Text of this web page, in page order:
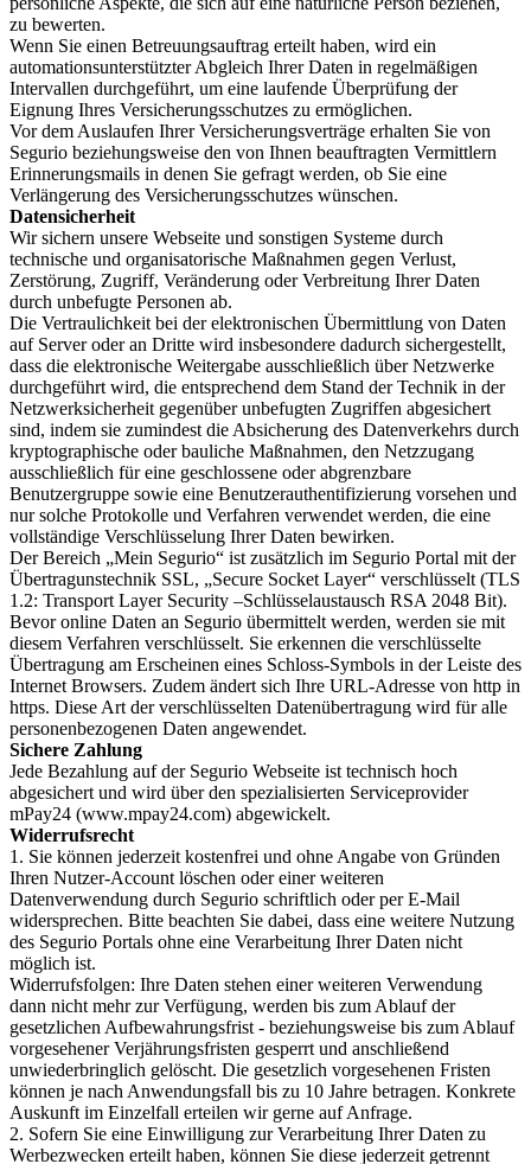
zu bewerten.
Wenn Sie einen Betreuungsauftrag erteilt haben, wird ein
automationsunterstützter Abgleich Ihrer Daten in regelmäßigen
Intervallen durchgeführt, um eine laufende Überprüfung der
Eignung Ihres Versicherungsschutzes zu ermöglichen.
Vor dem Auslaufen Ihrer Versicherungsverträge erhalten Sie von
Segurio beziehungsweise den von Ihnen beauftragten Vermittlern
Erinnerungsmails in denen Sie gefragt werden, ob Sie eine
Verlängerung des Versicherungsschutzes wünschen.
Datensicherheit
Wir sichern unsere Webseite und sonstigen Systeme durch
technische und organisatorische Maßnahmen gegen Verlust,
Zerstörung, Zugriff, Veränderung oder Verbreitung Ihrer Daten
durch unbefugte Personen ab.
Die Vertraulichkeit bei der elektronischen Übermittlung von Daten
auf Server oder an Dritte wird insbesondere dadurch sichergestellt,
dass die elektronische Weitergabe ausschließlich über Netzwerke
durchgeführt wird, die entsprechend dem Stand der Technik in der
Netzwerksicherheit gegenüber unbefugten Zugriffen abgesichert
sind, indem sie zumindest die Absicherung des Datenverkehrs durch
kryptographische oder bauliche Maßnahmen, den Netzzugang
ausschließlich für eine geschlossene oder abgrenzbare
Benutzergruppe sowie eine Benutzerauthentifizierung vorsehen und
nur solche Protokolle und Verfahren verwendet werden, die eine
vollständige Verschlüsselung Ihrer Daten bewirken.
Der Bereich „Mein Segurio“ ist zusätzlich im Segurio Portal mit der
Übertragunstechnik SSL, „Secure Socket Layer“ verschlüsselt (TLS
1.2: Transport Layer Security –Schlüsselaustausch RSA 2048 Bit).
Bevor online Daten an Segurio übermittelt werden, werden sie mit
diesem Verfahren verschlüsselt. Sie erkennen die verschlüsselte
Übertragung am Erscheinen eines Schloss-Symbols in der Leiste des
Internet Browsers. Zudem ändert sich Ihre URL-Adresse von http in
https. Diese Art der verschlüsselten Datenübertragung wird für alle
personenbezogenen Daten angewendet.
Sichere Zahlung
Jede Bezahlung auf der Segurio Webseite ist technisch hoch
abgesichert und wird über den spezialisierten Serviceprovider
mPay24 (www.mpay24.com) abgewickelt.
Widerrufsrecht
1. Sie können jederzeit kostenfrei und ohne Angabe von Gründen
Ihren Nutzer-Account löschen oder einer weiteren
Datenverwendung durch Segurio schriftlich oder per E-Mail
widersprechen. Bitte beachten Sie dabei, dass eine weitere Nutzung
des Segurio Portals ohne eine Verarbeitung Ihrer Daten nicht
möglich ist.
Widerrufsfolgen: Ihre Daten stehen einer weiteren Verwendung
dann nicht mehr zur Verfügung, werden bis zum Ablauf der
gesetzlichen Aufbewahrungsfrist - beziehungsweise bis zum Ablauf
vorgesehener Verjährungsfristen gesperrt und anschließend
unwiederbringlich gelöscht. Die gesetzlich vorgesehenen Fristen
können je nach Anwendungsfall bis zu 10 Jahre betragen. Konkrete
Auskunft im Einzelfall erteilen wir gerne auf Anfrage.
2. Sofern Sie eine Einwilligung zur Verarbeitung Ihrer Daten zu
Werbezwecken erteilt haben, können Sie diese jederzeit getrennt